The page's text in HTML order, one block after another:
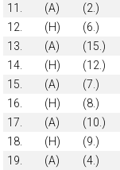
11.
(A) (2.)
12.
(H) (6.)
13.
(A) (15.)
14.
(H) (12.)
15.
(A) (7.)
16.
(H) (8.)
17.
(A) (10.)
18.
(H) (9.)
19.
(A) (4.)